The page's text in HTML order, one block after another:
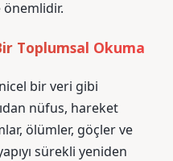
Toplumsal Okuma
bir veri gibi
nüfus, hareket
ölümler, göçler ve
sürekli yeniden